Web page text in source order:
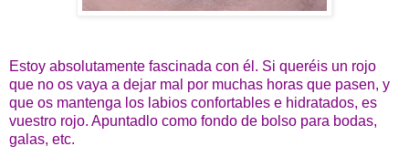
Estoy absolutamente fascinada con él. Si queréis un rojo
que no os vaya a dejar mal por muchas horas que pasen, y
que os mantenga los labios confortables e hidratados, es
vuestro rojo. Apuntadlo como fondo de bolso para bodas,
galas, etc.